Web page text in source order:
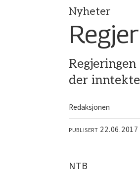
Nyheter
der
Redaksjonen
PUBLISERT
NTB